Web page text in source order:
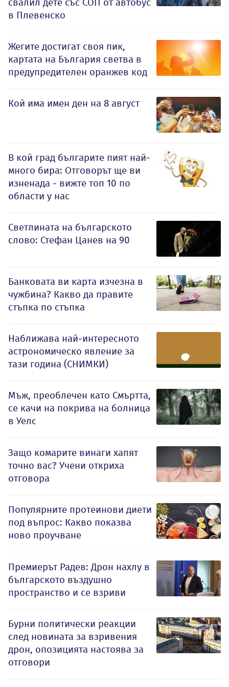
свалил дете със СОП от автобус
в Плевенско
Жегите достигат своя пик,
картата на България светва в
предупредителен оранжев код
Кой има имен ден на 8 август
В кой град българите пият най-
много бира: Отговорът ще ви
изненада - вижте топ 10 по
области у нас
Светлината на българското
слово: Стефан Цанев на 90
Банковата ви карта изчезна в
чужбина? Какво да правите
стъпка по стъпка
Наближава най-интересното
астрономическо явление за
тази година (СНИМКИ)
Мъж, преоблечен като Смъртта,
се качи на покрива на болница
в Уелс
Защо комарите винаги хапят
точно вас? Учени откриха
отговора
Популярните протеинови диети
под въпрос: Какво показва
ново проучване
Премиерът Радев: Дрон нахлу в
българското въздушно
пространство и се взриви
Бурни политически реакции
след новината за взривения
дрон, опозицията настоява за
отговори